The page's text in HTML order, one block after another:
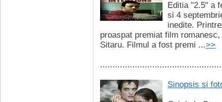
Editia "2.5" a
si 4
inedite.
proaspat premiat film
Sitaru. Filmul a fost premi ...>>
Sinopsis si